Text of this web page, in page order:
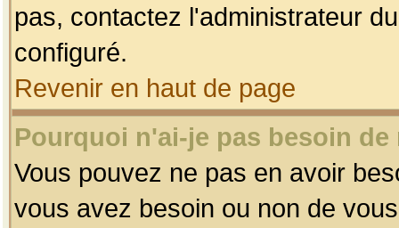
pas, contactez l'administrateur
configuré.
Revenir en haut de page
Pourquoi n'ai-je pas besoin
Vous pouvez ne pas en avoir
vous avez besoin ou non de